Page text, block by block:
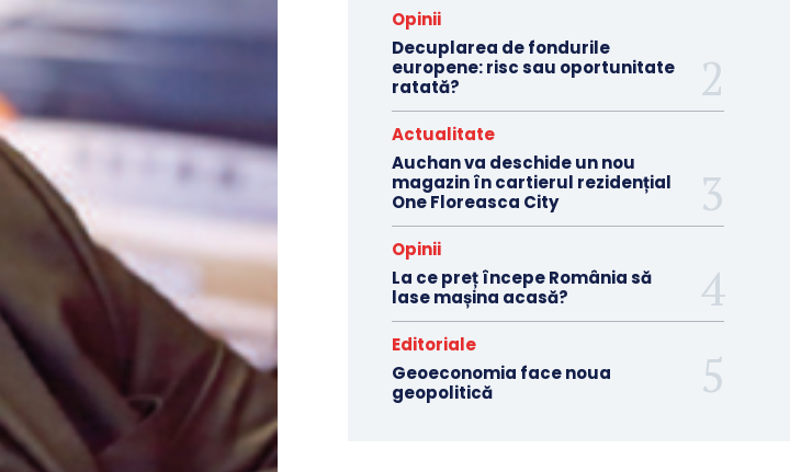
Opinii
Decuplarea de fondurile
europene: risc sau oportunitate
ratată?
Actualitate
Auchan va deschide un nou
magazin în cartierul rezidențial
One Floreasca City
Opinii
La ce preț începe România să
lase mașina acasă?
Editoriale
Geoeconomia face noua
geopolitică